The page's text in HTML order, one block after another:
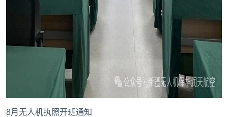
8月无人机执照开班通知